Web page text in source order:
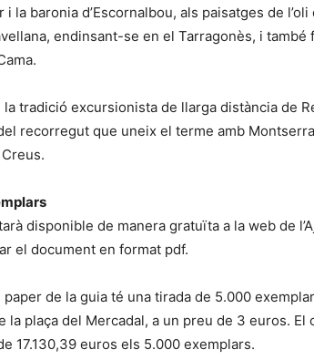
i la baronia d’Escornalbou, als paisatges de
endinsant-se en el Tarragonès, i també
la tradició excursionista de llarga distància de
recorregut que uneix el terme amb
disponible de manera gratuïta a la web de
el document en format pdf.
paper de la guia té una tirada de 5.000
la plaça del Mercadal, a un preu de 3 euros.
17.130,39 euros els 5.000 exemplars.